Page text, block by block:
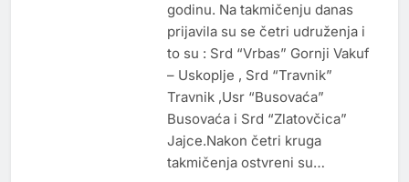
godinu. Na takmičenju danas
prijavila su se četri udruženja i
to su : Srd “Vrbas” Gornji Vakuf
– Uskoplje , Srd “Travnik”
Travnik ,Usr “Busovaća”
Busovaća i Srd “Zlatovčica”
Jajce.Nakon četri kruga
takmičenja ostvreni su…